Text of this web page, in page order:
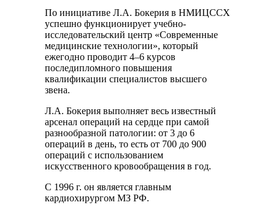
По инициативе Л.А. Бокерия в НМИЦССХ
успешно функционирует учебно-
исследовательский центр «Современные
медицинские технологии», который
ежегодно проводит 4–6 курсов
последипломного повышения
квалификации специалистов высшего
звена.
Л.А. Бокерия выполняет весь известный
арсенал операций на сердце при самой
разнообразной патологии: от 3 до 6
операций в день, то есть от 700 до 900
операций с использованием
искусственного кровообращения в год.
С 1996 г. он является главным
кардиохирургом МЗ РФ.